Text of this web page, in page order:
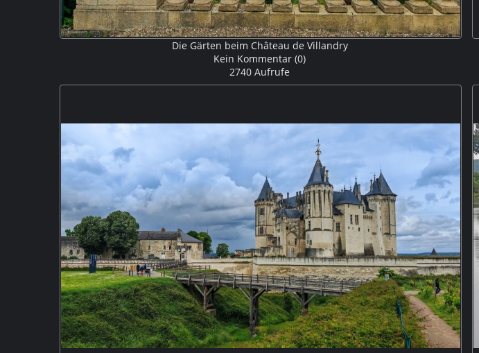
Die Gärten beim Château de Villandry
Kein Kommentar (0)
2740 Aufrufe
der Renaissance bieten – auch wenn es sich um eine Rekonstruktion handelt. Die Gärten
sind auf drei Ebenen angelegt und bestehen aus einem Wassergarten, Ziergärten und